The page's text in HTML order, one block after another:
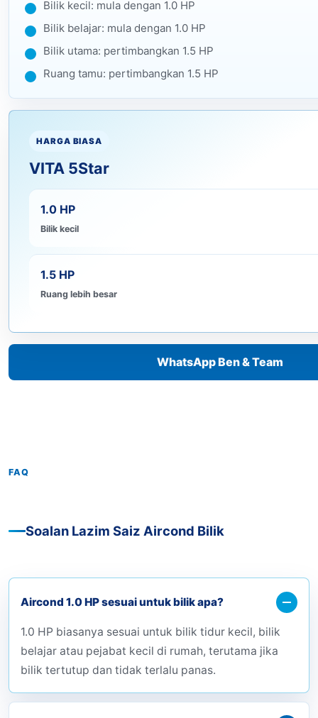
Bilik kecil: mula dengan 1.0 HP
Bilik belajar: mula dengan 1.0 HP
Bilik utama: pertimbangkan 1.5 HP
Ruang tamu: pertimbangkan 1.5 HP
HARGA BIASA
VITA 5Star
1.0 HP
Bilik kecil
1.5 HP
Ruang lebih besar
WhatsApp Ben & Team
FAQ
Soalan Lazim Saiz Aircond Bilik
Aircond 1.0 HP sesuai untuk bilik apa?
1.0 HP biasanya sesuai untuk bilik tidur kecil, bilik
belajar atau pejabat kecil di rumah, terutama jika
bilik tertutup dan tidak terlalu panas.